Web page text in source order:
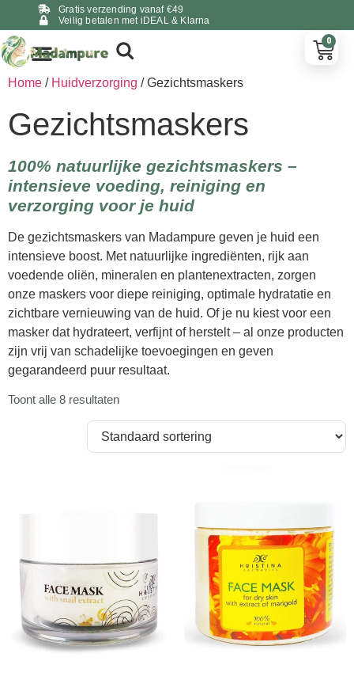
Gratis verzending vanaf €49
Veilig betalen met iDEAL & Klarna
0
Home / Huidverzorging / Gezichtsmaskers
Gezichtsmaskers
100% natuurlijke gezichtsmaskers –
intensieve voeding, reiniging en
verzorging voor je huid
De gezichtsmaskers van Madampure geven je huid een
intensieve boost. Met natuurlijke ingrediënten, rijk aan
voedende oliën, mineralen en plantenextracten, zorgen
onze maskers voor diepe reiniging, optimale hydratatie en
zichtbare vernieuwing van de huid. Of je nu kiest voor een
masker dat hydrateert, verfijnt of herstelt – al onze producten
zijn vrij van schadelijke toevoegingen en geven
gegarandeerd puur resultaat.
Toont alle 8 resultaten